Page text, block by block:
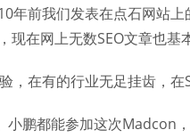
年前我们发表在点石网站
现在网上无数SEO文章也基
，在有的行业无足挂齿，在
小鹏都能参加这次Madcon